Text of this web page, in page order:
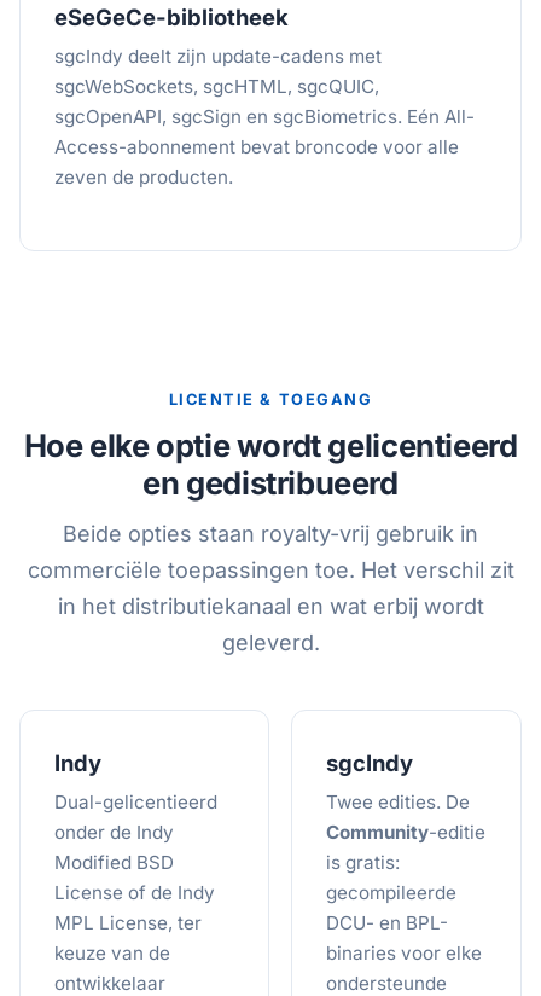
eSeGeCe-bibliotheek
sgcIndy deelt zijn update-cadens met
sgcWebSockets, sgcHTML, sgcQUIC,
sgcOpenAPI, sgcSign en sgcBiometrics. Eén All-
Access-abonnement bevat broncode voor alle
zeven de producten.
LICENTIE & TOEGANG
Hoe elke optie wordt gelicentieerd
en gedistribueerd
Beide opties staan royalty-vrij gebruik in
commerciële toepassingen toe. Het verschil zit
in het distributiekanaal en wat erbij wordt
geleverd.
Indy
Dual-gelicentieerd
onder de Indy
Modified BSD
License of de Indy
MPL License, ter
keuze van de
ontwikkelaar
sgcIndy
Twee edities. De
Community-editie
is gratis:
gecompileerde
DCU- en BPL-
binaries voor elke
ondersteunde